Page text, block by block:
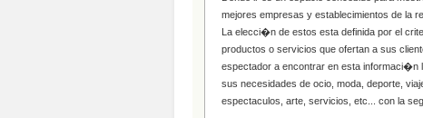
mejores empresas y establecimientos de la
La elecci�n de estos esta definida por el
productos o servicios que ofertan a sus
espectador a encontrar en esta informaci�n
sus necesidades de ocio, moda, deporte,
espectaculos, arte, servicios, etc... con la